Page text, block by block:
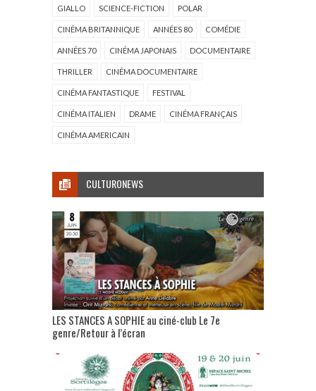
GIALLO SCIENCE-FICTION POLAR
CINÉMA BRITANNIQUE ANNÉES 80 COMÉDIE
ANNÉES 70 CINÉMA JAPONAIS DOCUMENTAIRE
THRILLER CINÉMA DOCUMENTAIRE
CINÉMA FANTASTIQUE FESTIVAL
CINÉMA ITALIEN DRAME CINÉMA FRANÇAIS
CINÉMA AMERICAIN
CULTURONEWS
LES STANCES A SOPHIE au ciné-club Le 7e
genre/Retour à l’écran